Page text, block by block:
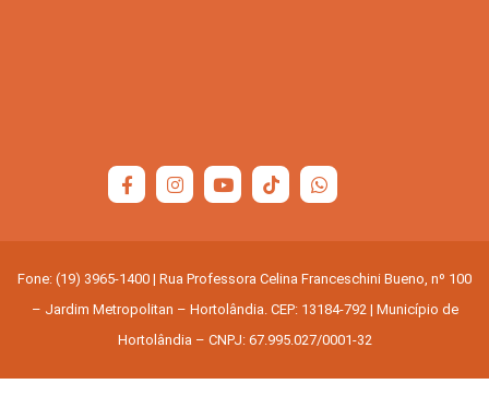
Fone: (19) 3965-1400 | Rua Professora Celina Franceschini Bueno, nº 100
– Jardim Metropolitan – Hortolândia. CEP: 13184-792 | Município de
Hortolândia – CNPJ: 67.995.027/0001-32